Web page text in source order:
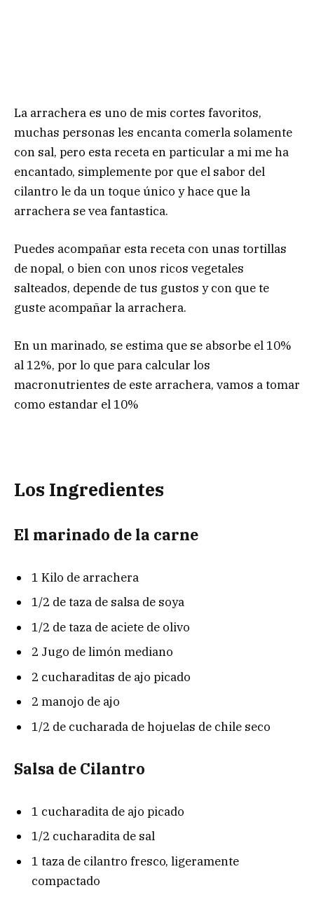
La arrachera es uno de mis cortes favoritos,
muchas personas les encanta comerla solamente
con sal, pero esta receta en particular a mi me ha
encantado, simplemente por que el sabor del
cilantro le da un toque único y hace que la
arrachera se vea fantastica.
Puedes acompañar esta receta con unas tortillas
de nopal, o bien con unos ricos vegetales
salteados, depende de tus gustos y con que te
guste acompañar la arrachera.
En un marinado, se estima que se absorbe el 10%
al 12%, por lo que para calcular los
macronutrientes de este arrachera, vamos a tomar
como estandar el 10%
Los Ingredientes
El marinado de la carne
1 Kilo de arrachera
1/2 de taza de salsa de soya
1/2 de taza de aciete de olivo
2 Jugo de limón mediano
2 cucharaditas de ajo picado
2 manojo de ajo
1/2 de cucharada de hojuelas de chile seco
Salsa de Cilantro
1 cucharadita de ajo picado
1/2 cucharadita de sal
1 taza de cilantro fresco, ligeramente
compactado